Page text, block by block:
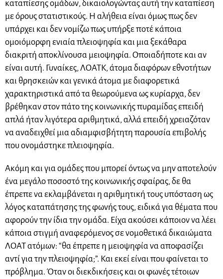
καταπίεσης ομάδων, δικαιολογώντας αυτή την καταπίεση
με όρους στατιστικούς. Η αλήθεια είναι όμως πως δεν
υπάρχει και δεν νομίζω πως υπήρξε ποτέ κάποια
ομοιόμορφη ενιαία πλειοψηφία και μια ξεκάθαρα
διακριτή αποκλίνουσα μειοψηφία. Οποιαδήποτε και αν
είναι αυτή. Γυναίκες, ΛΟΑΤΚ, άτομα διαφόρων εθνοτήτων
και θρησκειών και γενικά άτομα με διαφορετικά
χαρακτηριστικά από τα θεωρούμενα ως κυρίαρχα, δεν
βρέθηκαν στον πάτο της κοινωνικής πυραμίδας επειδή
απλά ήταν λιγότερα αριθμητικά, αλλά επειδή χρειαζόταν
να αναδειχθεί μια αδιαμφισβήτητη παρουσία επιβολής
που ονομάστηκε πλειοψηφία.
Ακόμη και για ομάδες που μπορεί όντως να μην αποτελούν
ένα μεγάλο ποσοστό της κοινωνικής σφαίρας, δε θα
έπρεπε να εκλαμβάνεται η αριθμητική τους υπόσταση ως
λόγος καταπάτησης της φωνής τους, ειδικά για θέματα που
αφορούν την ίδια την ομάδα. Είχα ακούσει κάποιον να λέει
κάποια στιγμή αναφερόμενος σε νομοθετικά δικαιώματα
ΛΟΑΤ ατόμων: “θα έπρεπε η μειοψηφία να αποφασίζει
αντί για την πλειοψηφία;”. Και εκεί είναι που φαίνεται το
πρόβλημα. Όταν οι διεκδικήσεις και οι φωνές τέτοιων